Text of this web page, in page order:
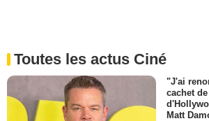
Toutes les actus Ciné
"J'ai
cachet
Matt